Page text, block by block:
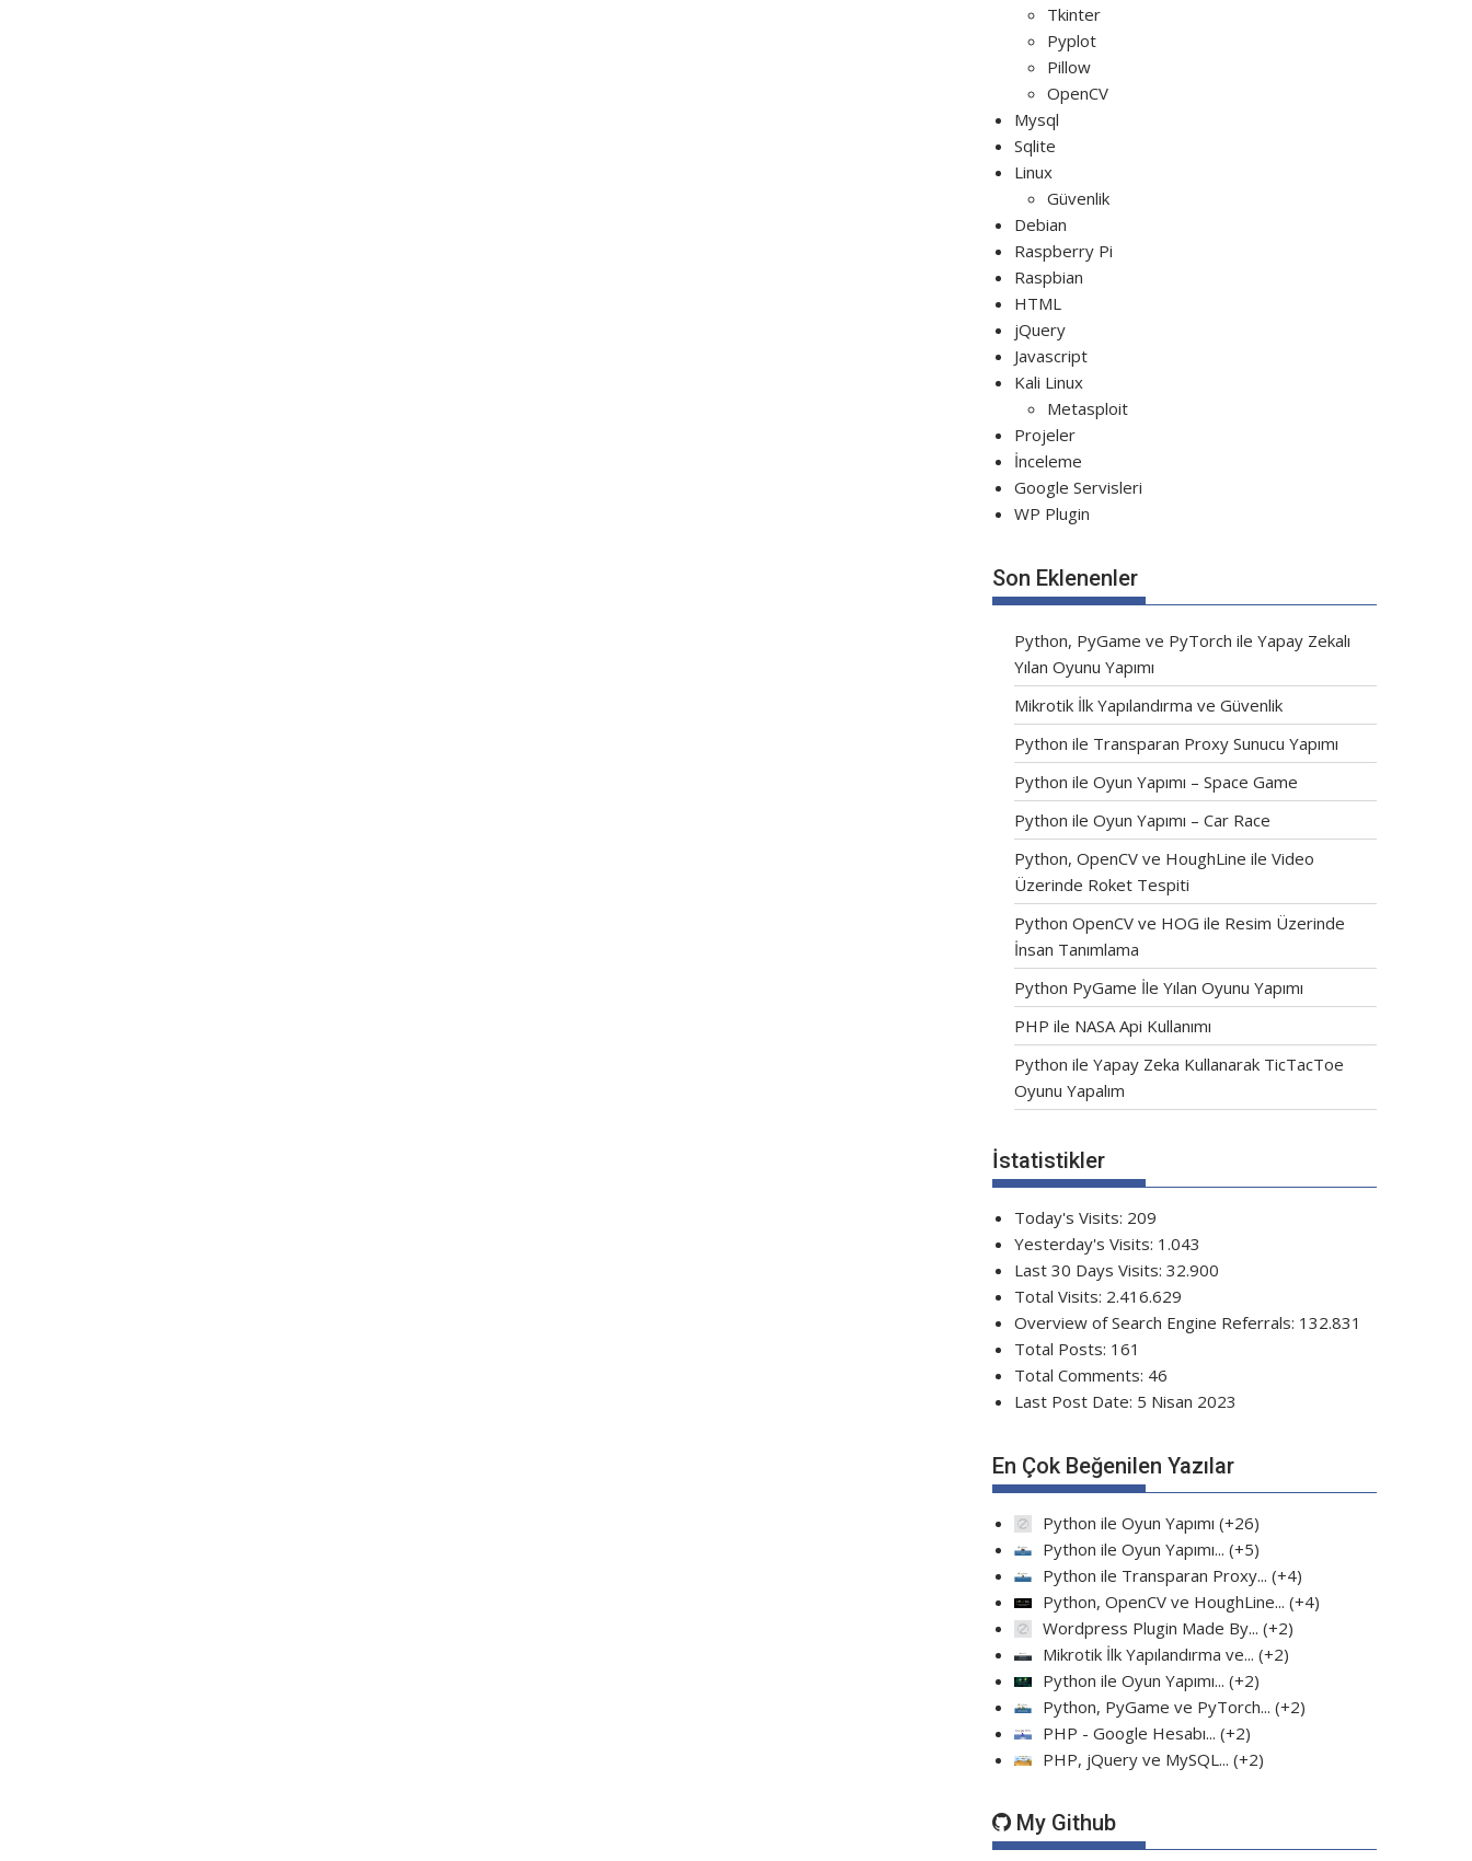
Tkinter
Pyplot
Pillow
OpenCV
Mysql
Sqlite
Linux
Güvenlik
Debian
Raspberry Pi
Raspbian
HTML
jQuery
Javascript
Kali Linux
Metasploit
Projeler
İnceleme
Google Servisleri
WP Plugin
Son Eklenenler
Python, PyGame ve PyTorch ile Yapay Zekalı
Yılan Oyunu Yapımı
Mikrotik İlk Yapılandırma ve Güvenlik
Python ile Transparan Proxy Sunucu Yapımı
Python ile Oyun Yapımı – Space Game
Python ile Oyun Yapımı – Car Race
Python, OpenCV ve HoughLine ile Video
Üzerinde Roket Tespiti
Python OpenCV ve HOG ile Resim Üzerinde
İnsan Tanımlama
Python PyGame İle Yılan Oyunu Yapımı
PHP ile NASA Api Kullanımı
Python ile Yapay Zeka Kullanarak TicTacToe
Oyunu Yapalım
İstatistikler
Today's Visits: 209
Yesterday's Visits: 1.043
Last 30 Days Visits: 32.900
Total Visits: 2.416.629
Overview of Search Engine Referrals: 132.831
Total Posts: 161
Total Comments: 46
Last Post Date: 5 Nisan 2023
En Çok Beğenilen Yazılar
Python ile Oyun Yapımı +26
Python ile Oyun Yapımı... +5
Python ile Transparan Proxy... +4
Python, OpenCV ve HoughLine... +4
Wordpress Plugin Made By... +2
Mikrotik İlk Yapılandırma ve... +2
Python ile Oyun Yapımı... +2
Python, PyGame ve PyTorch... +2
PHP - Google Hesabı... +2
PHP, jQuery ve MySQL... +2
My Github